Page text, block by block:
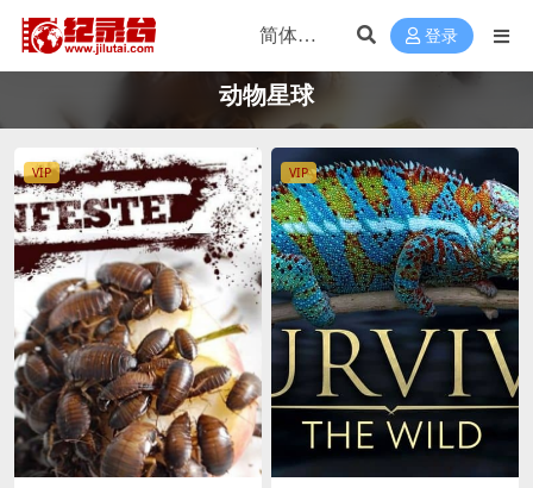
登录
动物星球
VIP VIP